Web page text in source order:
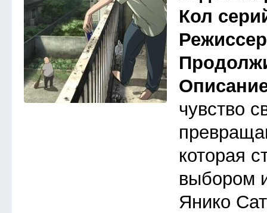
Кол
чувство
которая
выбором
Янико